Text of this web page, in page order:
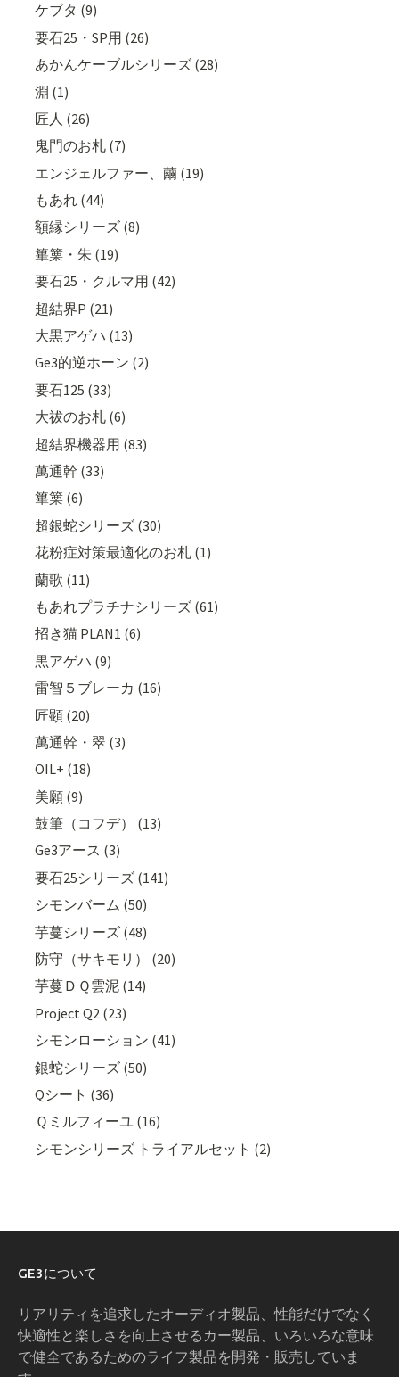
ケブタ (9)
要石25・SP用 (26)
あかんケーブルシリーズ (28)
淵 (1)
匠人 (26)
鬼門のお札 (7)
エンジェルファー、繭 (19)
もあれ (44)
額縁シリーズ (8)
篳篥・朱 (19)
要石25・クルマ用 (42)
超結界P (21)
大黒アゲハ (13)
Ge3的逆ホーン (2)
要石125 (33)
大祓のお札 (6)
超結界機器用 (83)
萬通幹 (33)
篳篥 (6)
超銀蛇シリーズ (30)
花粉症対策最適化のお札 (1)
蘭歌 (11)
もあれプラチナシリーズ (61)
招き猫 PLAN1 (6)
黒アゲハ (9)
雷智５ブレーカ (16)
匠顕 (20)
萬通幹・翠 (3)
OIL+ (18)
美願 (9)
鼓筆（コフデ） (13)
Ge3アース (3)
要石25シリーズ (141)
シモンバーム (50)
芋蔓シリーズ (48)
防守（サキモリ） (20)
芋蔓ＤＱ雲泥 (14)
Project Q2 (23)
シモンローション (41)
銀蛇シリーズ (50)
Qシート (36)
Ｑミルフィーユ (16)
シモンシリーズ トライアルセット (2)
GE3について
リアリティを追求したオーディオ製品、性能だけでなく
快適性と楽しさを向上させるカー製品、いろいろな意味
で健全であるためのライフ製品を開発・販売していま